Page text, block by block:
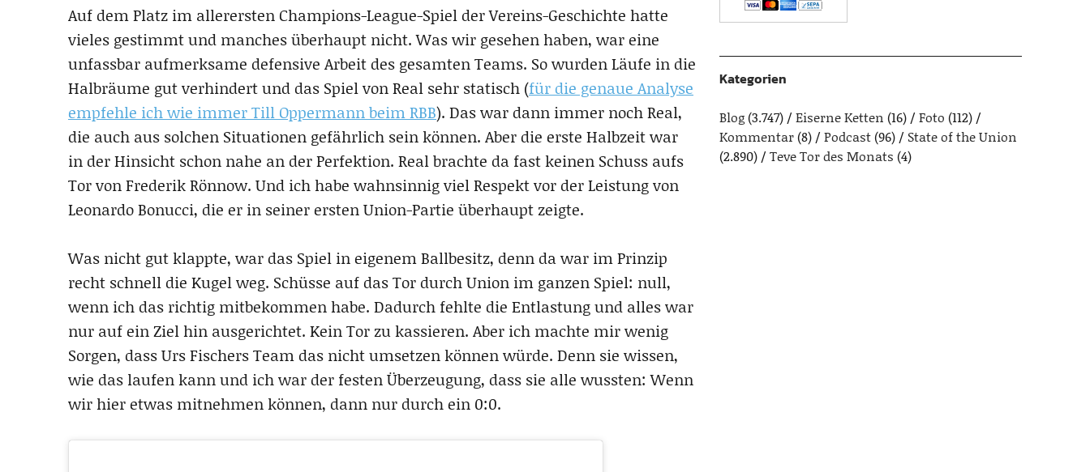
Auf dem Platz im allerersten Champions-League-Spiel der Vereins-Geschichte hatte
vieles gestimmt und manches überhaupt nicht. Was wir gesehen haben, war eine
unfassbar aufmerksame defensive Arbeit des gesamten Teams. So wurden Läufe in die
Halbräume gut verhindert und das Spiel von Real sehr statisch (für die genaue Analyse
empfehle ich wie immer Till Oppermann beim RBB). Das war dann immer noch Real,
die auch aus solchen Situationen gefährlich sein können. Aber die erste Halbzeit war
in der Hinsicht schon nahe an der Perfektion. Real brachte da fast keinen Schuss aufs
Tor von Frederik Rönnow. Und ich habe wahnsinnig viel Respekt vor der Leistung von
Leonardo Bonucci, die er in seiner ersten Union-Partie überhaupt zeigte.
Was nicht gut klappte, war das Spiel in eigenem Ballbesitz, denn da war im Prinzip
recht schnell die Kugel weg. Schüsse auf das Tor durch Union im ganzen Spiel: null,
wenn ich das richtig mitbekommen habe. Dadurch fehlte die Entlastung und alles war
nur auf ein Ziel hin ausgerichtet. Kein Tor zu kassieren. Aber ich machte mir wenig
Sorgen, dass Urs Fischers Team das nicht umsetzen können würde. Denn sie wissen,
wie das laufen kann und ich war der festen Überzeugung, dass sie alle wussten: Wenn
wir hier etwas mitnehmen können, dann nur durch ein 0:0.
Kategorien
Blog(3.747) Eiserne Ketten (16) Foto (112)
Kommentar(8) Podcast(96)
State of the Union
(2.890)
Teve Tor des Monats (4)